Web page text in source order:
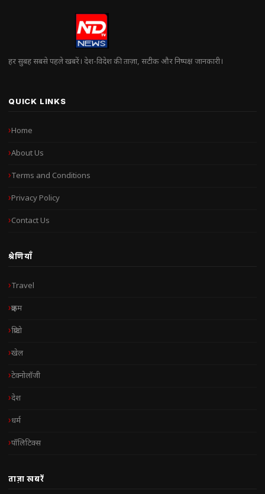
हर सुबह सबसे पहले खबरें। देश-विदेश की ताज़ा, सटीक और निष्पक्ष जानकारी।
QUICK LINKS
Home
About Us
Terms and Conditions
Privacy Policy
Contact Us
श्रेणियाँ
Travel
क्राइम
क्रिप्टो
खेल
टेक्नोलॉजी
देश
धर्म
पॉलिटिक्स
ताज़ा खबरें